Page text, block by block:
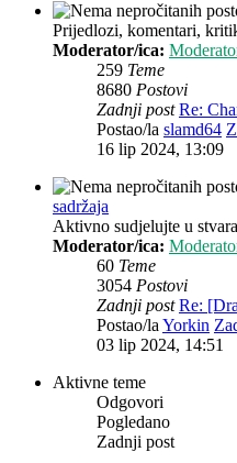
Prijedlozi, komentari,
Moderator/ica:
259 Teme
8680 Postovi
Zadnji post Re:
Postao/la slamd64
16 lip 2024, 13:09
sadržaja
Aktivno sudjelujte u
Moderator/ica:
60 Teme
3054 Postovi
Zadnji post Re:
Postao/la Yorkin
03 lip 2024, 14:51
Aktivne teme
Odgovori
Pogledano
Zadnji post